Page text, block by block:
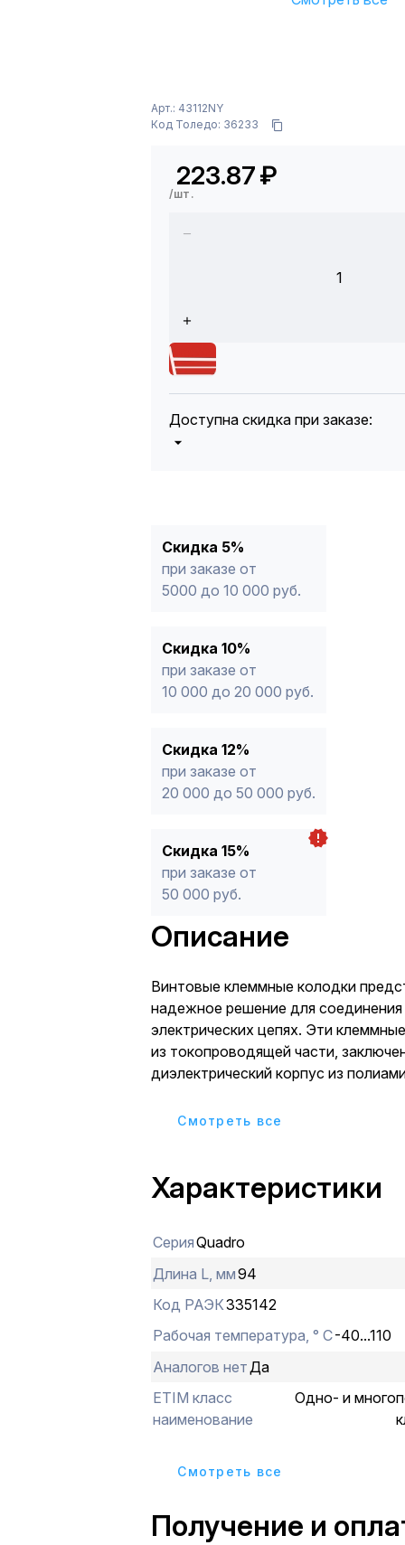
Арт.: 43112NY
Код Толедо: 36233
223.87₽
/шт.
1
Доступна скидка при заказе:
* -Для заказов, состоящих
продукции, максимальная скидка
Скидка 5%
при заказе от
5000 до 10 000 руб.
Скидка 10%
при заказе от
10 000 до 20 000 руб.
Скидка 12%
при заказе от
20 000 до 50 000 руб.
Скидка 15%
при заказе от
50 000 руб.
Описание
Винтовые клеммные колодки
надежное решение для
электрических цепях. Эти
из токопроводящей части,
диэлектрический корпус из
воздействиям, негорючестью и
Классические винтовые клеммы
прочное и долговечное
предотвращают перегрев в местах
Номинальные параметры колодок
сечение подключаемого провода -
Конструкция предусматривает 12
Cмотреть все
Характеристики
СерияQuadro
Длина L, мм94
Код РАЭК335142
Рабочая температура, ° С-40...110
Аналогов нет Да
ETIM класс
наименование
Одно- и
Cмотреть все
Получение и